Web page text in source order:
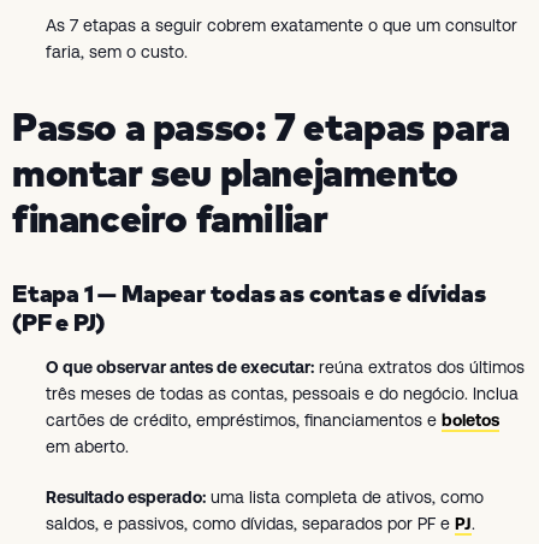
As 7 etapas a seguir cobrem exatamente o que um consultor
faria, sem o custo.
Passo a passo: 7 etapas para
montar seu planejamento
financeiro familiar
Etapa 1 — Mapear todas as contas e dívidas
(PF e PJ)
O que observar antes de executar: reúna extratos dos últimos
três meses de todas as contas, pessoais e do negócio. Inclua
cartões de crédito, empréstimos, financiamentos e boletos
em aberto.
Resultado esperado: uma lista completa de ativos, como
saldos, e passivos, como dívidas, separados por PF e PJ.